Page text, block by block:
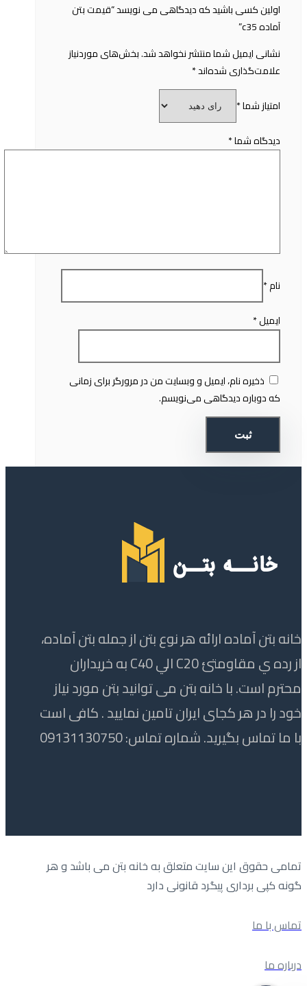
اولین کسی باشید که دیدگاهی می نویسد “قیمت بتن
آماده c35”
نشانی ایمیل شما منتشر نخواهد شد.بخش‌های موردنیاز
علامت‌گذاری شده‌اند*
امتیاز شما*
دیدگاه شما*
نام*
ایمیل*
ذخیره نام، ایمیل و وبسایت من در مرورگر برای زمانی
که دوباره دیدگاهی می‌نویسم.
خانه بتن آماده ارائه هر نوع بتن از جمله بتن آماده،
از رده ي مقاومتئ C20 الي C40 به خریداران
محترم است. با خانه بتن می توانید بتن مورد نیاز
خود را در هر کجای ایران تامین نمایید . کافی است
با ما تماس بگیرید. شماره تماس: 09131130750
تمامی حقوق این سایت متعلق به خانه بتن می باشد و هر
گونه کپی برداری پیگرد قانونی دارد
تماس با ما
درباره ما